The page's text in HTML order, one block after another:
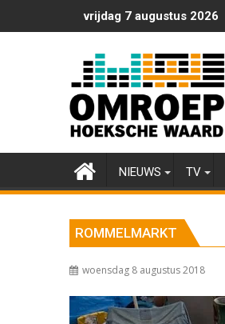
naar
vrijdag 7 augustus 2026
NIEUWS TV
ROMMELMARKT
woensdag 8 augustus 2018